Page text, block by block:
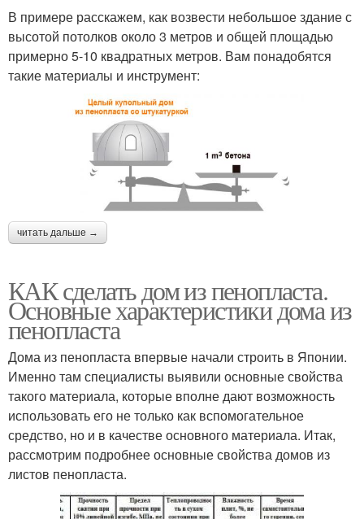
В примере расскажем, как возвести небольшое здание с
высотой потолков около 3 метров и общей площадью
примерно 5-10 квадратных метров. Вам понадобятся
такие материалы и инструмент:
читать дальше →
КАК сделать дом из пенопласта.
Основные характеристики дома из
пенопласта
Дома из пенопласта впервые начали строить в Японии.
Именно там специалисты выявили основные свойства
такого материала, которые вполне дают возможность
использовать его не только как вспомогательное
средство, но и в качестве основного материала. Итак,
рассмотрим подробнее основные свойства домов из
листов пенопласта.